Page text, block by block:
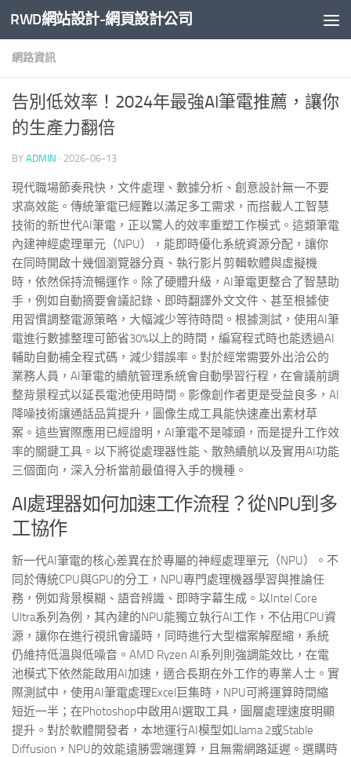
Skip to content
RWD網站設計-網頁設計公司
網路資訊
告別低效率！2024年最強AI筆電推薦，讓你
的生產力翻倍
BY ADMIN · 2026-06-13
現代職場節奏飛快，文件處理、數據分析、創意設計無一不要
求高效能。傳統筆電已經難以滿足多工需求，而搭載人工智慧
技術的新世代AI筆電，正以驚人的效率重塑工作模式。這類筆電
內建神經處理單元（NPU），能即時優化系統資源分配，讓你
在同時開啟十幾個瀏覽器分頁、執行影片剪輯軟體與虛擬機
時，依然保持流暢運作。除了硬體升級，AI筆電更整合了智慧助
手，例如自動摘要會議記錄、即時翻譯外文文件、甚至根據使
用習慣調整電源策略，大幅減少等待時間。根據測試，使用AI筆
電進行數據整理可節省30%以上的時間，編寫程式時也能透過AI
輔助自動補全程式碼，減少錯誤率。對於經常需要外出洽公的
業務人員，AI筆電的續航管理系統會自動學習行程，在會議前調
整背景程式以延長電池使用時間。影像創作者更是受益良多，AI
降噪技術讓通話品質提升，圖像生成工具能快速產出素材草
案。這些實際應用已經證明，AI筆電不是噱頭，而是提升工作效
率的關鍵工具。以下將從處理器性能、散熱續航以及實用AI功能
三個面向，深入分析當前最值得入手的機種。
AI處理器如何加速工作流程？從NPU到多
工協作
新一代AI筆電的核心差異在於專屬的神經處理單元（NPU）。不
同於傳統CPU與GPU的分工，NPU專門處理機器學習與推論任
務，例如背景模糊、語音辨識、即時字幕生成。以Intel Core
Ultra系列為例，其內建的NPU能獨立執行AI工作，不佔用CPU資
源，讓你在進行視訊會議時，同時進行大型檔案解壓縮，系統
仍維持低溫與低噪音。AMD Ryzen AI系列則強調能效比，在電
池模式下依然能啟用AI加速，適合長期在外工作的專業人士。實
際測試中，使用AI筆電處理Excel巨集時，NPU可將運算時間縮
短近一半；在Photoshop中啟用AI選取工具，圖層處理速度明顯
提升。對於軟體開發者，本地運行AI模型如Llama 2或Stable
Diffusion，NPU的效能遠勝雲端運算，且無需網路延遲。選購時